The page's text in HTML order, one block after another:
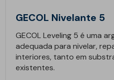
GECOL Nivelante 5
GECOL Leveling 5 é uma
adequada para nivelar,
interiores, tanto em
existentes.